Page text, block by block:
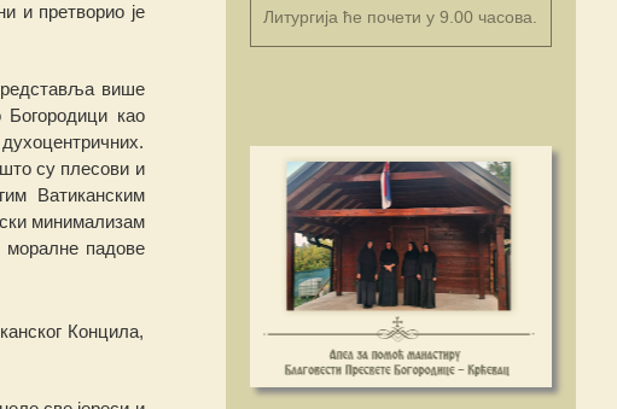
и претворио је
више
Богородици као
су плесови и
Ватиканским
минимализам
падове
Концила,
Литургија ће почети у 9.00 часова.